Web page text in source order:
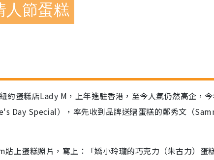
人節蛋糕
約蛋糕店Lady M，上年進駐香港，至今人氣仍然高企，
Day Special），率先收到品牌送贈蛋糕的鄭秀文（
貼上蛋糕照片，寫上：「嬌小玲瓏的巧克力（朱古力）蛋